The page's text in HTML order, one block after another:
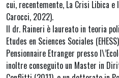
cui, recentemente, La Crisi Libica e
Carocci, 2022).
Il dr. Raineri è laureato in teoria
Etudes en Sciences Sociales
Pensionnaire Etranger presso
inoltre conseguito un Master in